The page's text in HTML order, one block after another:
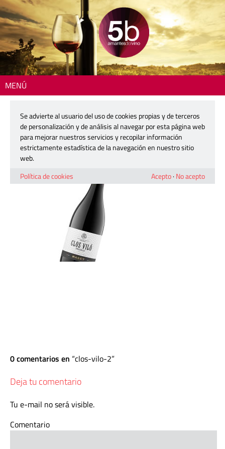
MENÚ
clos-vilo-2
29 diciembre, 2022
0 comentarios en clos-vilo-2
Deja tu comentario
Tu e-mail no será visible.
Comentario
Se advierte al usuario del uso de cookies propias y de terceros
de personalización y de análisis al navegar por esta página web
para mejorar nuestros servicios y recopilar información
estrictamente estadística de la navegación en nuestro sitio
web.
Política de cookies
Acepto· No acepto